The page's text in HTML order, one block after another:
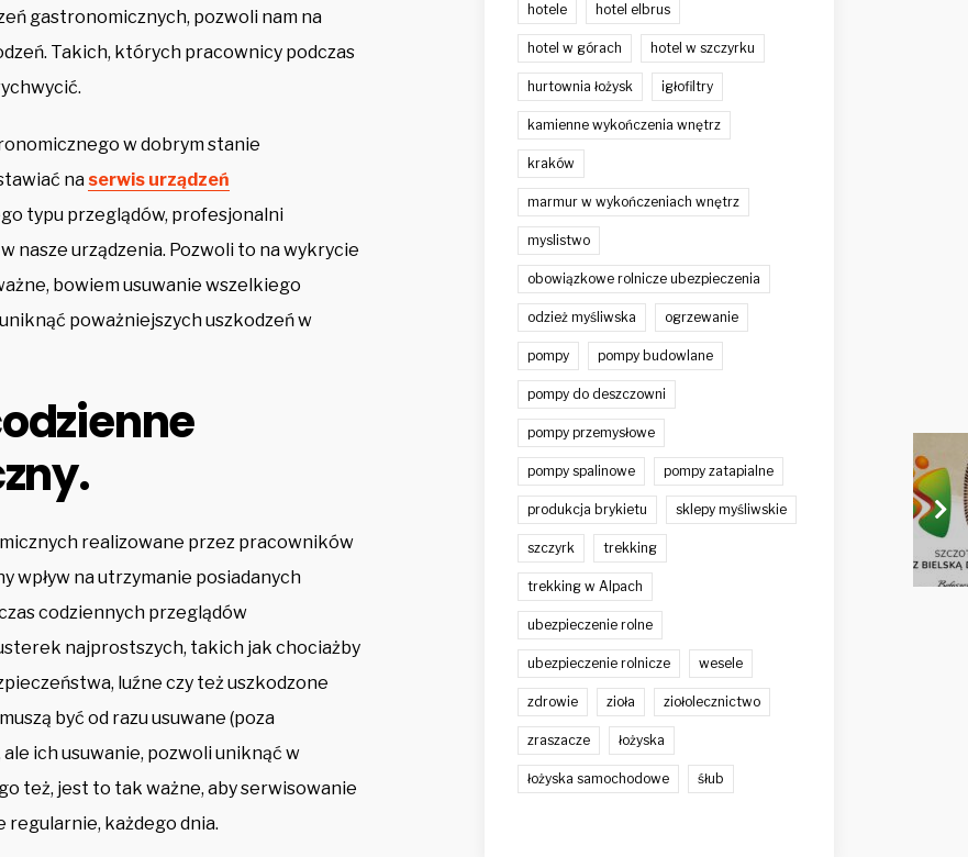
gastronomicznych, pozwoli nam na
Takich, których pracownicy podczas
w dobrym stanie
na serwis urządzeń
typu przeglądów, profesjonalni
nasze urządzenia. Pozwoli to na wykrycie
bowiem usuwanie wszelkiego
poważniejszych uszkodzeń w
realizowane przez pracowników
wpływ na utrzymanie posiadanych
codziennych przeglądów
najprostszych, takich jak chociażby
luźne czy też uszkodzone
być od razu usuwane (poza
ich usuwanie, pozwoli uniknąć w
też, jest to tak ważne, aby serwisowanie
regularnie, każdego dnia.
hotele hotel elbrus
hotel w górach hotel w szczyrku
hurtownia łożysk igłofiltry
kamienne wykończenia wnętrz
kraków
marmur w wykończeniach wnętrz
myslistwo
obowiązkowe rolnicze ubezpieczenia
odzież myśliwska ogrzewanie
pompy pompy budowlane
pompy do deszczowni
pompy przemysłowe
pompy spalinowe pompy zatapialne
produkcja brykietu sklepy myśliwskie
szczyrk trekking
trekking w Alpach
ubezpieczenie rolne
ubezpieczenie rolnicze wesele
zdrowie zioła ziołolecznictwo
zraszacze łożyska
łożyska samochodowe śłub